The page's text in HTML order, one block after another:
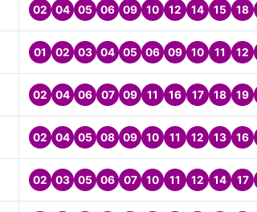
02 04 05 06 09 10 12 14 15 18
01 02 03 04 05 06 09 10 11 12
02 04 06 07 09 11 16 17 18 19
02 04 05 08 09 10 11 12 13 16
02 03 05 06 07 10 11 12 14 17